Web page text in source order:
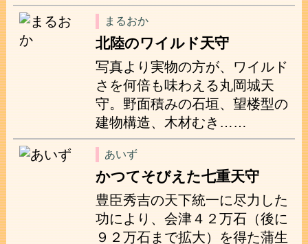
まるおか
北陸のワイルド天守
写真より実物の方が、ワイルド
さを何倍も味わえる丸岡城天
守。野面積みの石垣、望楼型の
建物構造、木材むき……
あいず
かつてそびえた七重天守
豊臣秀吉の天下統一に尽力した
功により、会津４２万石（後に
９２万石まで拡大）を得た蒲生